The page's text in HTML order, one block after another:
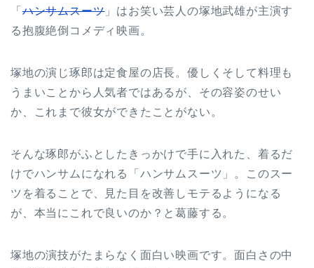
「ハンサムスーツ」はお笑い芸人の塚地武雄が主演す
る抱腹絶倒コメディ映画。
塚地の演じ琢郎は定食屋の店長。優しくそして料理も
うまいことから人気者ではあるが、その容姿のせい
か、これまで彼女ができたことがない。
そんな琢郎がふとしたきっかけで手に入れた、着るだ
けでハンサムになれる「ハンサムスーツ」。このスー
ツを着ることで、見た目を改善しモテるようになる
が、本当にこれで良いのか？と葛藤する。
塚地の演技がたまらなく面白い映画です。面白さの中